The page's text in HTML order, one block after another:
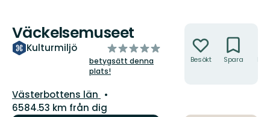
Väckelsemuseet
Kulturmiljö
av
5
stjärnor
betygsätt denna
plats!
Län:
Västerbottens län
6584.53 km från dig
Besökt Spara